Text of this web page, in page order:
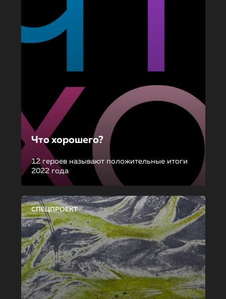
Что хорошего?
12 героев называют положительные итоги
2022 года
СПЕЦПРОЕКТ